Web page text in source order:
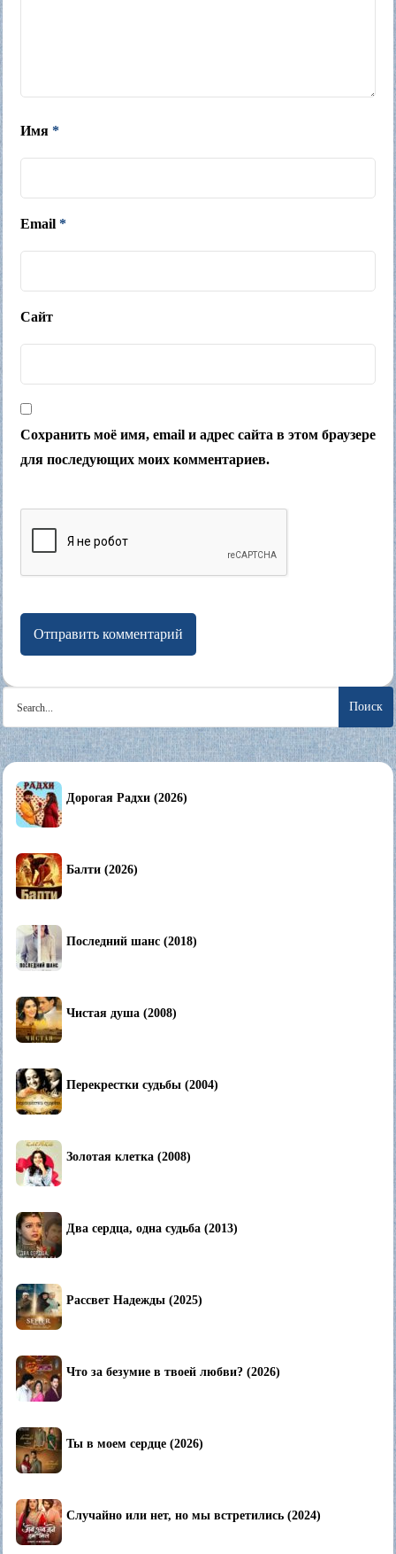
Имя *
Email *
Сайт
Сохранить моё имя, email и адрес сайта в этом браузере
для последующих моих комментариев.
for:
Дорогая Радхи (2026)
Балти (2026)
Последний шанс (2018)
Чистая душа (2008)
Перекрестки судьбы (2004)
Золотая клетка (2008)
Два сердца, одна судьба (2013)
Рассвет Надежды (2025)
Что за безумие в твоей любви? (2026)
Ты в моем сердце (2026)
Случайно или нет, но мы встретились (2024)